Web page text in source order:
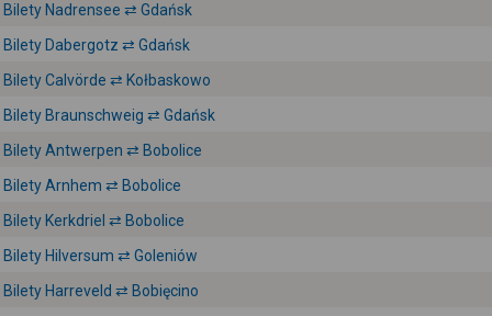
Bilety Nadrensee ⇄ Gdańsk
Bilety Dabergotz ⇄ Gdańsk
Bilety Calvörde ⇄ Kołbaskowo
Bilety Braunschweig ⇄ Gdańsk
Bilety Antwerpen ⇄ Bobolice
Bilety Arnhem ⇄ Bobolice
Bilety Kerkdriel ⇄ Bobolice
Bilety Hilversum ⇄ Goleniów
Bilety Harreveld ⇄ Bobięcino